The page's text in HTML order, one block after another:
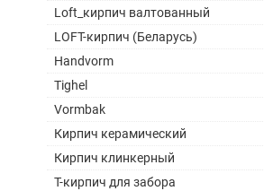
Loft_кирпич валтованный
LOFT-кирпич (Беларусь)
Handvorm
Tighel
Vormbak
Кирпич керамический
Кирпич клинкерный
Т-кирпич для забора